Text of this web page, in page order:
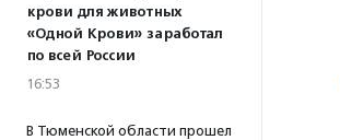
крови для животных
«Одной Крови» заработал
по всей России
16:53
В Тюменской области прошел